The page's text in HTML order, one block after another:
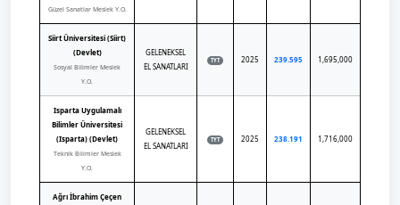
Güzel Sanatlar Meslek Y.O.
Siirt Üniversitesi (Siirt)
(Devlet)
Sosyal Bilimler Meslek
Y.O.
GELENEKSEL
EL SANATLARI
TYT 2025 239.595 1,695,000
Isparta Uygulamalı
Bilimler Üniversitesi
(Isparta) (Devlet)
Teknik Bilimler Meslek
Y.O.
GELENEKSEL
EL SANATLARI
TYT 2025 238.191 1,716,000
Ağrı İbrahim Çeçen